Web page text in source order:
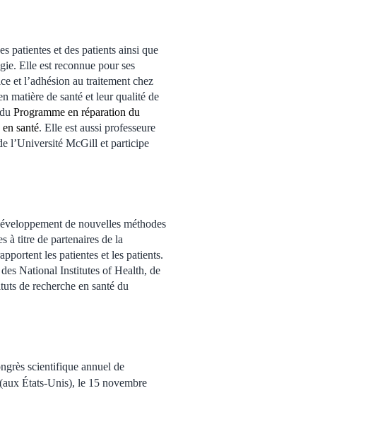
patientes et des patients ainsi que
Elle est reconnue pour ses
et l’adhésion au traitement chez
matière de santé et leur qualité de
Programme en réparation du
santé. Elle est aussi professeure
l’Université McGill et participe
de nouvelles méthodes
à titre de partenaires de la
les patientes et les patients.
National Institutes of Health, de
de recherche en santé du
scientifique annuel de
États-Unis), le 15 novembre